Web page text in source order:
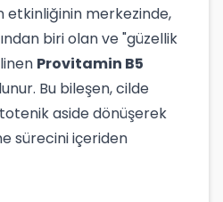
etkinliğinin merkezinde,
biri olan ve "güzellik
Provitamin B5
Bu bileşen, cilde
aside dönüşerek
sürecini içeriden